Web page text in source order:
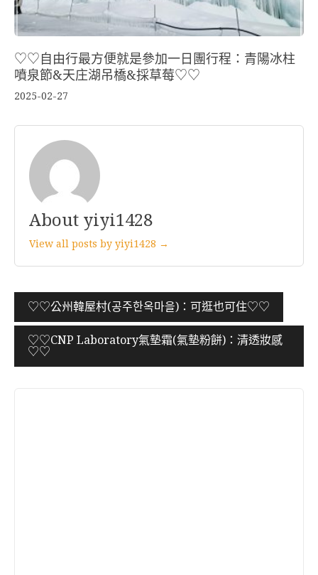
♡♡自由行最方便就是參加一日團行程：青陽冰柱
噴泉節&天庄湖吊橋&採草莓♡♡
2025-02-27
About yiyi1428
View all posts by yiyi1428 →
文
章
導
覽
♡♡公州韓屋村(공주한옥마을)：可逛也可住♡♡
♡♡CNP Laboratory氣墊霜(氣墊粉餅)：清透妝感
♡♡